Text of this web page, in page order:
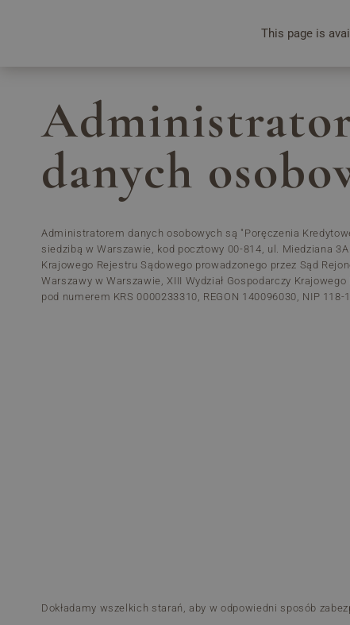
danych
Administratorem danych osobowych są "Poręczenia
siedzibą w Warszawie, kod pocztowy 00-814, ul. Miedziana
Krajowego Rejestru Sądowego prowadzonego przez Sąd
Warszawy w Warszawie, XIII Wydział Gospodarczy
pod numerem KRS 0000233310, REGON 140096030, NIP 118-
Dokładamy wszelkich starań, aby w odpowiedni sposób
This page is